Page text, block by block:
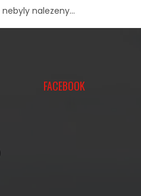
nebyly nalezeny...
FACEBOOK